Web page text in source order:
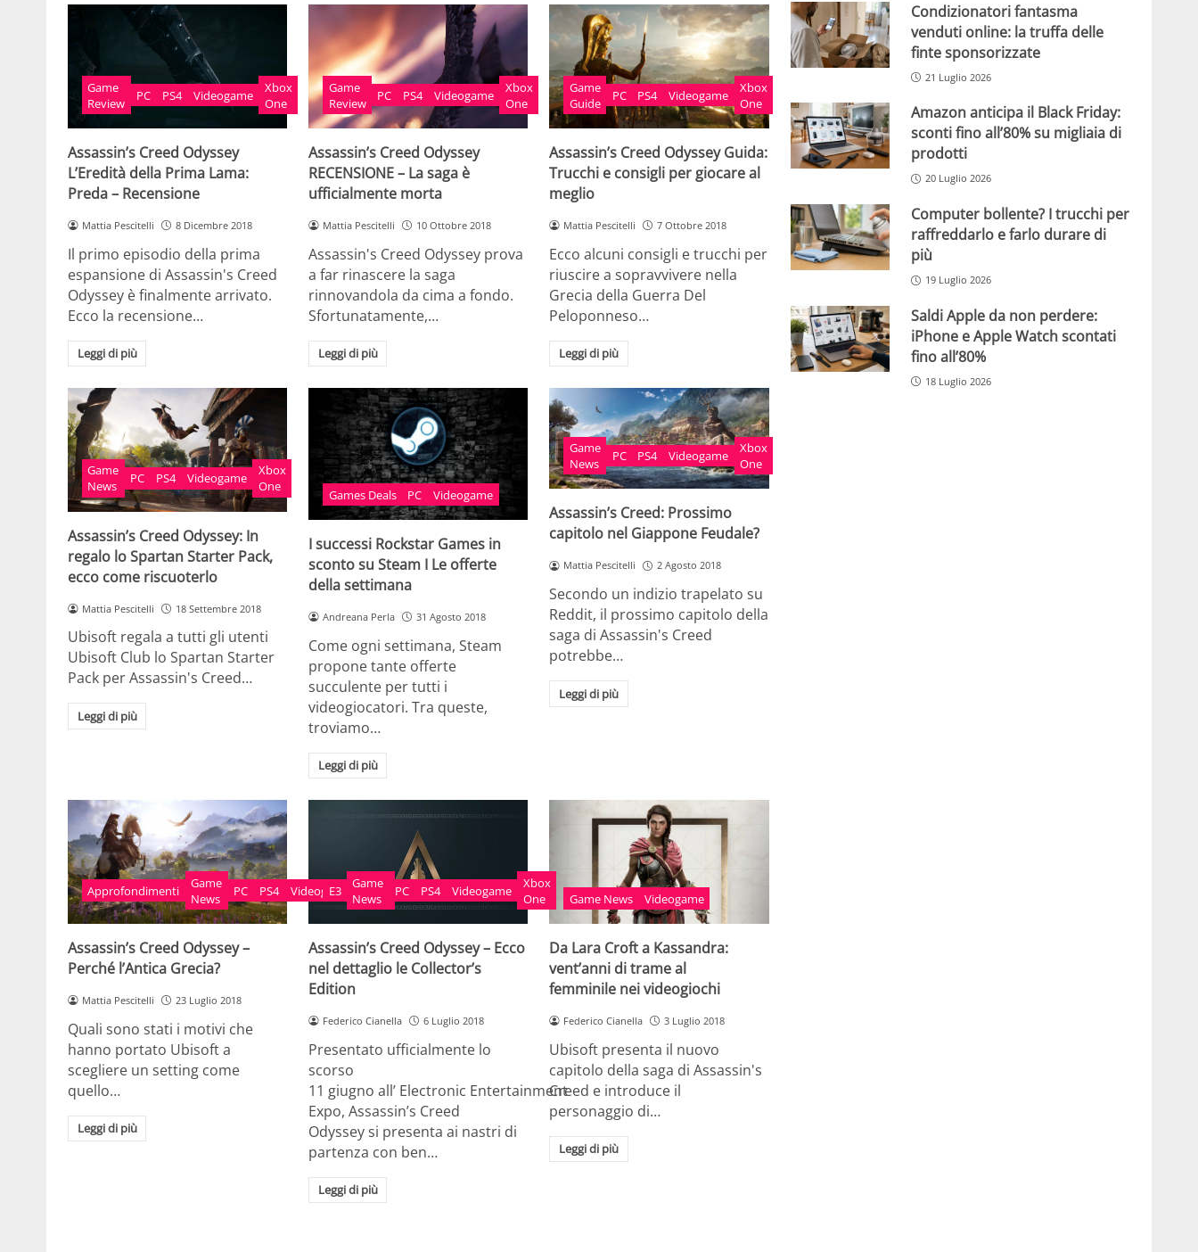
Game
Review
PC PS4 Videogame
Xbox
One
Assassin’s Creed Odyssey
L’Eredità della Prima Lama:
Preda – Recensione
Mattia Pescitelli 8 Dicembre 2018
Il primo episodio della prima
espansione di Assassin's Creed
Odyssey è finalmente arrivato.
Ecco la recensione…
Leggi di più
Game
Review
PC PS4 Videogame
Xbox
One
Assassin’s Creed Odyssey
RECENSIONE – La saga è
ufficialmente morta
Mattia Pescitelli 10 Ottobre 2018
Assassin's Creed Odyssey prova
a far rinascere la saga
rinnovandola da cima a fondo.
Sfortunatamente,…
Leggi di più
Game
Guide
PC PS4 Videogame
Xbox
One
Assassin’s Creed Odyssey Guida:
Trucchi e consigli per giocare al
meglio
Mattia Pescitelli 7 Ottobre 2018
Ecco alcuni consigli e trucchi per
riuscire a sopravvivere nella
Grecia della Guerra Del
Peloponneso…
Leggi di più
Game
News
PC PS4 Videogame
Xbox
One
Assassin’s Creed Odyssey: In
regalo lo Spartan Starter Pack,
ecco come riscuoterlo
Mattia Pescitelli 18 Settembre 2018
Ubisoft regala a tutti gli utenti
Ubisoft Club lo Spartan Starter
Pack per Assassin's Creed…
Leggi di più
Games Deals PC Videogame
I successi Rockstar Games in
sconto su Steam I Le offerte
della settimana
Andreana Perla 31 Agosto 2018
Come ogni settimana, Steam
propone tante offerte
succulente per tutti i
videogiocatori. Tra queste,
troviamo…
Leggi di più
Game
News
PC PS4 Videogame
Xbox
One
Assassin’s Creed: Prossimo
capitolo nel Giappone Feudale?
Mattia Pescitelli 2 Agosto 2018
Secondo un indizio trapelato su
Reddit, il prossimo capitolo della
saga di Assassin's Creed
potrebbe…
Leggi di più
Approfondimenti
Game
News
PC PS4 Videogame
Xbox
One
Assassin’s Creed Odyssey –
Perché l’Antica Grecia?
Mattia Pescitelli 23 Luglio 2018
Quali sono stati i motivi che
hanno portato Ubisoft a
scegliere un setting come
quello…
Leggi di più
E3
Game
News
PC PS4 Videogame
Xbox
One
Assassin’s Creed Odyssey – Ecco
nel dettaglio le Collector’s
Edition
Federico Cianella 6 Luglio 2018
Presentato ufficialmente lo
scorso
11 giugno all’ Electronic Entertainment
Expo, Assassin’s Creed
Odyssey si presenta ai nastri di
partenza con ben…
Leggi di più
Game News Videogame
Da Lara Croft a Kassandra:
vent’anni di trame al
femminile nei videogiochi
Federico Cianella 3 Luglio 2018
Ubisoft presenta il nuovo
capitolo della saga di Assassin's
Creed e introduce il
personaggio di…
Leggi di più
Condizionatori fantasma
venduti online: la truffa delle
finte sponsorizzate
21 Luglio 2026
Amazon anticipa il Black Friday:
sconti fino all’80% su migliaia di
prodotti
20 Luglio 2026
Computer bollente? I trucchi per
raffreddarlo e farlo durare di
più
19 Luglio 2026
Saldi Apple da non perdere:
iPhone e Apple Watch scontati
fino all’80%
18 Luglio 2026